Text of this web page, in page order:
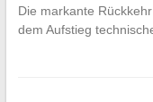
Die markante
dem Aufstieg